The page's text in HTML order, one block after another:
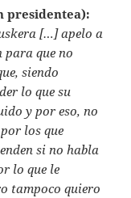
presidentea):
[…] apelo a
para que no
siendo
lo que su
y por eso, no
los que
si no habla
lo que le
tampoco quiero